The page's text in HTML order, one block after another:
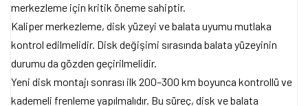
merkezleme için kritik öneme sahiptir.
Kaliper merkezleme, disk yüzeyi ve balata uyumu mutlaka
kontrol edilmelidir. Disk değişimi sırasında balata yüzeyinin
durumu da gözden geçirilmelidir.
Yeni disk montajı sonrası ilk 200–300 km boyunca kontrollü ve
kademeli frenleme yapılmalıdır. Bu süreç, disk ve balata